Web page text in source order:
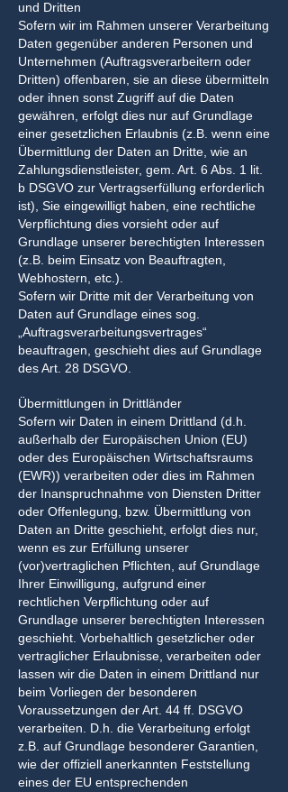
und Dritten
Sofern wir im Rahmen unserer Verarbeitung
Daten gegenüber anderen Personen und
Unternehmen (Auftragsverarbeitern oder
Dritten) offenbaren, sie an diese übermitteln
oder ihnen sonst Zugriff auf die Daten
gewähren, erfolgt dies nur auf Grundlage
einer gesetzlichen Erlaubnis (z.B. wenn eine
Übermittlung der Daten an Dritte, wie an
Zahlungsdienstleister, gem. Art. 6 Abs. 1 lit.
b DSGVO zur Vertragserfüllung erforderlich
ist), Sie eingewilligt haben, eine rechtliche
Verpflichtung dies vorsieht oder auf
Grundlage unserer berechtigten Interessen
(z.B. beim Einsatz von Beauftragten,
Webhostern, etc.).
Sofern wir Dritte mit der Verarbeitung von
Daten auf Grundlage eines sog.
„Auftragsverarbeitungsvertrages“
beauftragen, geschieht dies auf Grundlage
des Art. 28 DSGVO.
Übermittlungen in Drittländer
Sofern wir Daten in einem Drittland (d.h.
außerhalb der Europäischen Union (EU)
oder des Europäischen Wirtschaftsraums
(EWR)) verarbeiten oder dies im Rahmen
der Inanspruchnahme von Diensten Dritter
oder Offenlegung, bzw. Übermittlung von
Daten an Dritte geschieht, erfolgt dies nur,
wenn es zur Erfüllung unserer
(vor)vertraglichen Pflichten, auf Grundlage
Ihrer Einwilligung, aufgrund einer
rechtlichen Verpflichtung oder auf
Grundlage unserer berechtigten Interessen
geschieht. Vorbehaltlich gesetzlicher oder
vertraglicher Erlaubnisse, verarbeiten oder
lassen wir die Daten in einem Drittland nur
beim Vorliegen der besonderen
Voraussetzungen der Art. 44 ff. DSGVO
verarbeiten. D.h. die Verarbeitung erfolgt
z.B. auf Grundlage besonderer Garantien,
wie der offiziell anerkannten Feststellung
eines der EU entsprechenden